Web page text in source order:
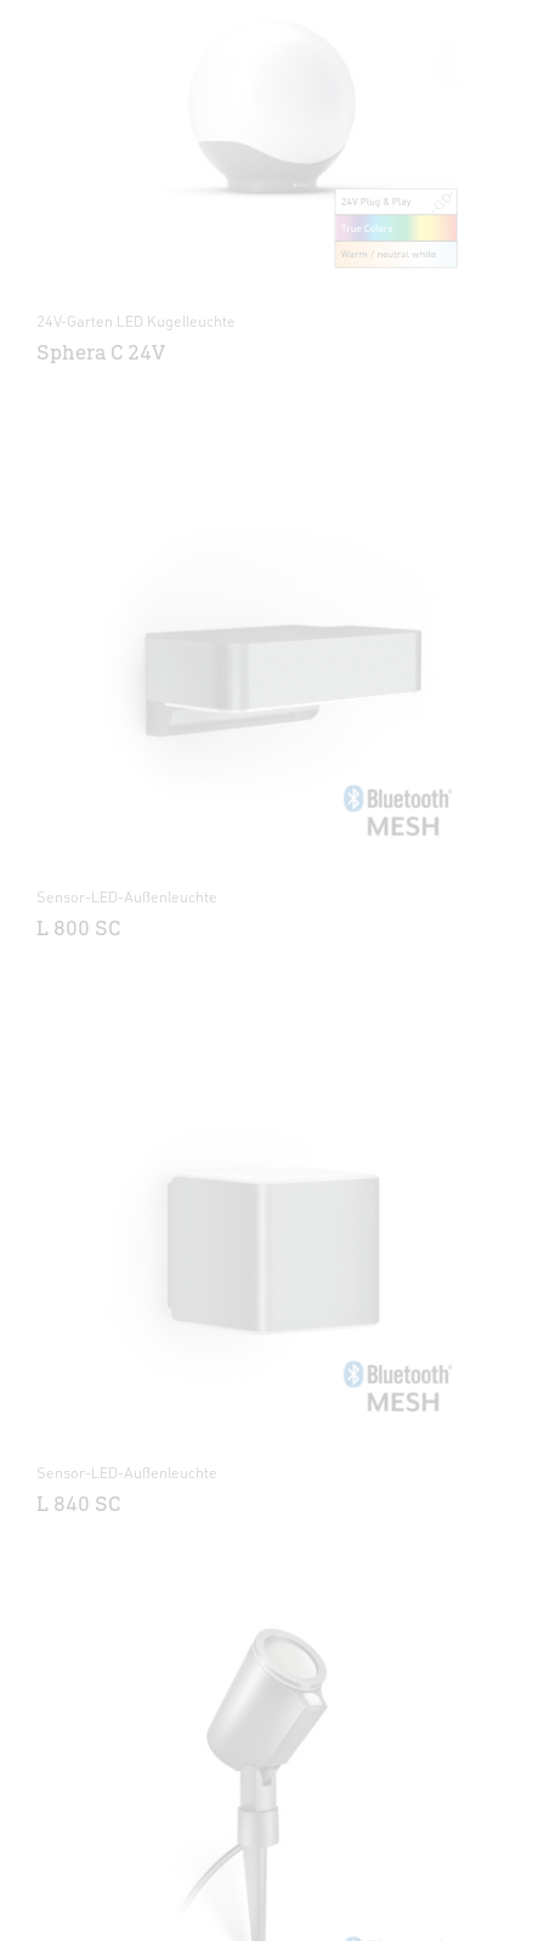
24V-Garten LED Kugelleuchte
Sphera C 24V
Sensor-LED-Außenleuchte
L 800 SC
Sensor-LED-Außenleuchte
L 840 SC